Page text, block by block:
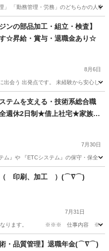
」 「勤務管理・労務」のどちらかの人
ンの部品加工・組立・検査】
☆昇給・賞与・退職金あり☆
8月6日
出会う 出発点です。 未経験から安心し
テムを支える・技術系総合職
全週休2日制★借上社宅★家族・
など制度も充実！
7月30日
ム』や 『ETCシステム』の保守・保全
（ 印刷、加工 ）(⌒∇⌒)
7月31日
となります。 ※※※ 仕事内容 ※※※ ・原
ペレーター
術・品質管理】退職年金(⌒∇⌒)